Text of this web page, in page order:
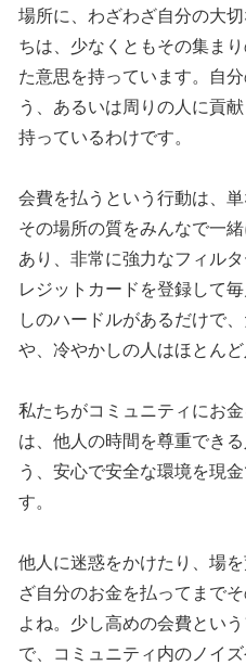
場所に、わざわざ自分の大
ちは、少なくともその集ま
た意思を持っています。自
う、あるいは周りの人に貢
持っているわけです。
会費を払うという行動は、
その場所の質をみんなで一
あり、非常に強力なフィル
レジットカードを登録して
しのハードルがあるだけで
や、冷やかしの人はほとん
私たちがコミュニティにお
は、他人の時間を尊重でき
う、安心で安全な環境を現
す。
他人に迷惑をかけたり、場
ざ自分のお金を払ってまで
よね。少し高めの会費とい
で、コミュニティ内のノイ